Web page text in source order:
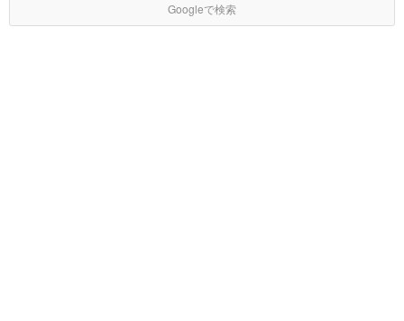
Googleで検索